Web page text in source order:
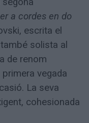
a cordes en do
escrita el
solista al
de renom
vegada
La seva
cohesionada